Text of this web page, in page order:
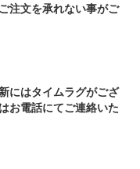
注文を承れない事がご
にはタイムラグがござ
お電話にてご連絡いた